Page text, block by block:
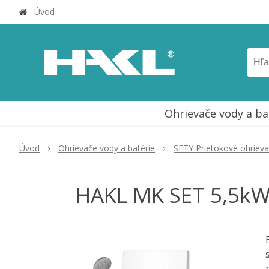
Úvod
Ohrievače vody a
Úvod Ohrievače vody a batérie SETY Prietokové
HAKL MK SET